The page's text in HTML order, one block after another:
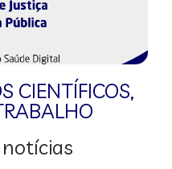
CIENTÍFICOS,